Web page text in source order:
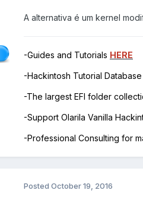
A alternativa é um kernel
-Guides and Tutorials HERE
-Hackintosh Tutorial
-The largest EFI folder
-Support Olarila Vanilla
-Professional Consulting for
Posted October 19, 2016